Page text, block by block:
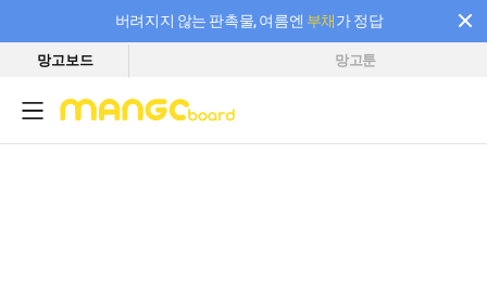
버려지지 않는 판촉물, 여름엔 부채가 정답
필요한 만큼 충전하고 끊김 없이 작업하세요! 새로워진 AI 부스터 요금제
망고보드 망고툰